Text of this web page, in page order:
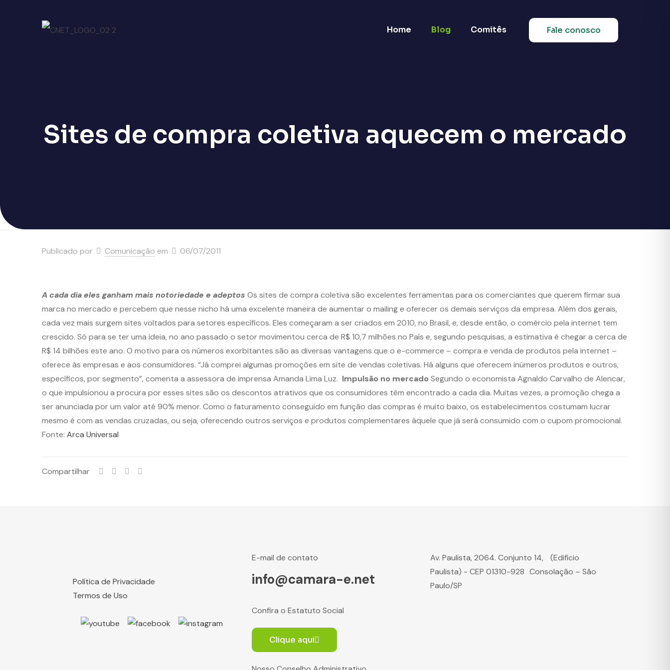
Home Blog Comitês Fale conosco
Sites de compra coletiva aquecem o mercado
Publicado por Comunicação em 06/07/2011
A cada dia eles ganham mais notoriedade e adeptos Os sites de compra coletiva são excelentes ferramentas para os comerciantes que querem firmar sua
marca no mercado e percebem que nesse nicho há uma excelente maneira de aumentar o mailing e oferecer os demais serviços da empresa. Além dos gerais,
cada vez mais surgem sites voltados para setores específicos. Eles começaram a ser criados em 2010, no Brasil, e, desde então, o comércio pela internet tem
crescido. Só para se ter uma ideia, no ano passado o setor movimentou cerca de R$ 10,7 milhões no País e, segundo pesquisas, a estimativa é chegar a cerca de
R$ 14 bilhões este ano. O motivo para os números exorbitantes são as diversas vantagens que o e-commerce – compra e venda de produtos pela internet –
oferece às empresas e aos consumidores. “Já comprei algumas promoções em site de vendas coletivas. Há alguns que oferecem inúmeros produtos e outros,
específicos, por segmento”, comenta a assessora de imprensa Amanda Lima Luz. Impulsão no mercado Segundo o economista Agnaldo Carvalho de Alencar,
o que impulsionou a procura por esses sites são os descontos atrativos que os consumidores têm encontrado a cada dia. Muitas vezes, a promoção chega a
ser anunciada por um valor até 90% menor. Como o faturamento conseguido em função das compras é muito baixo, os estabelecimentos costumam lucrar
mesmo é com as vendas cruzadas, ou seja, oferecendo outros serviços e produtos complementares àquele que já será consumido com o cupom promocional.
Fonte: Arca Universal
Compartilhar
Política de Privacidade
Termos de Uso
E-mail de contato
info@camara-e.net
Confira o Estatuto Social
Clique aqui
Av. Paulista, 2064. Conjunto 14, (Edifício
Paulista) - CEP 01310-928 Consolação – São
Paulo/SP